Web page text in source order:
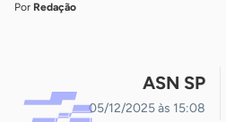
Por Redação
ASN SP
05/12/2025 às 15:08